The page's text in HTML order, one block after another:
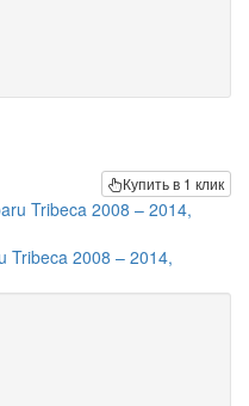
Купить в 1 клик
Tribeca 2008 – 2014,